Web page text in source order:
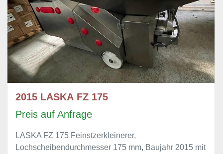
2015 LASKA FZ 175
Preis auf Anfrage
LASKA FZ 175 Feinstzerkleinerer,
Lochscheibendurchmesser 175 mm, Baujahr 2015 mit